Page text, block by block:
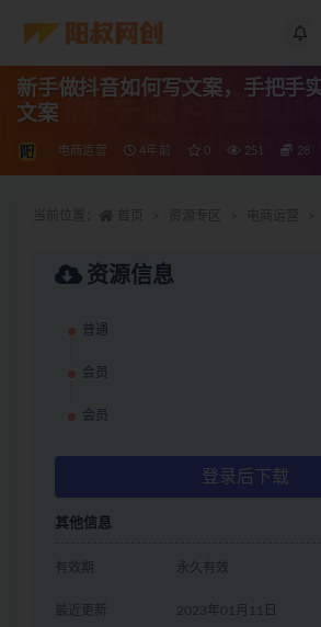
新手做抖音如何写文案，手把手
文案
电商运营 4年前 0 251 28
资源信息
普通
会员
会员
登录后下载
其他信息
有效期 永久有效
最近更新 2023年01月11日